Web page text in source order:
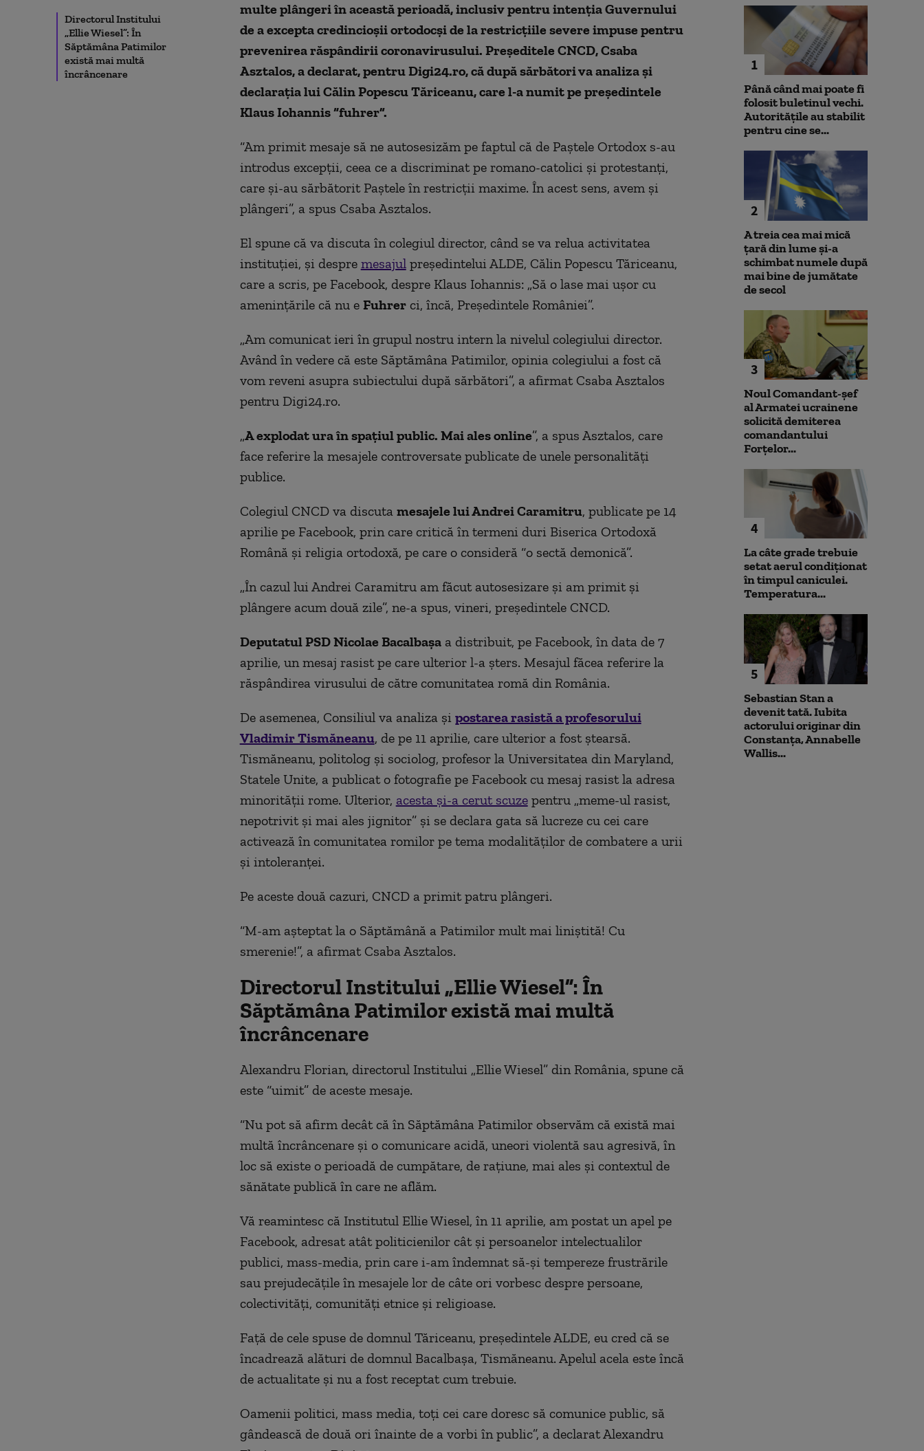
Directorul Institului
„Ellie Wiesel”: În
Săptămâna Patimilor
există mai multă
încrâncenare
multe plângeri în această perioadă, inclusiv pentru intenția Guvernului
de a excepta credincioșii ortodocși de la restricțiile severe impuse pentru
prevenirea răspândirii coronavirusului. Președitele CNCD, Csaba
Asztalos, a declarat, pentru Digi24.ro, că după sărbători va analiza și
declarația lui Călin Popescu Tăriceanu, care l-a numit pe președintele
Klaus Iohannis “fuhrer”.
“Am primit mesaje să ne autosesizăm pe faptul că de Paștele Ortodox s-au
introdus excepții, ceea ce a discriminat pe romano-catolici și protestanți,
care și-au sărbătorit Paștele în restricții maxime. În acest sens, avem și
plângeri”, a spus Csaba Asztalos.
El spune că va discuta în colegiul director, când se va relua activitatea
instituției, și despre mesajulpreședintelui ALDE, Călin Popescu Tăriceanu,
care a scris, pe Facebook, despre Klaus Iohannis: „Să o lase mai ușor cu
amenințările că nu e Fuhrerci, încă, Președintele României”.
„Am comunicat ieri în grupul nostru intern la nivelul colegiului director.
Având în vedere că este Săptămâna Patimilor, opinia colegiului a fost că
vom reveni asupra subiectului după sărbători”, a afirmat Csaba Asztalos
pentru Digi24.ro.
„A explodat ura în spațiul public. Mai ales online”, a spus Asztalos, care
face referire la mesajele controversate publicate de unele personalități
publice.
Colegiul CNCD va discuta mesajele lui Andrei Caramitru, publicate pe 14
aprilie pe Facebook, prin care critică în termeni duri Biserica Ortodoxă
Română și religia ortodoxă, pe care o consideră “o sectă demonică”.
„În cazul lui Andrei Caramitru am făcut autosesizare și am primit și
plângere acum două zile”, ne-a spus, vineri, președintele CNCD.
Deputatul PSD Nicolae Bacalbașaa distribuit, pe Facebook, în data de 7
aprilie, un mesaj rasist pe care ulterior l-a șters. Mesajul făcea referire la
răspândirea virusului de către comunitatea romă din România.
De asemenea, Consiliul va analiza și postarea rasistă a profesorului
Vladimir Tismăneanu, de pe 11 aprilie, care ulterior a fost ștearsă.
Tismăneanu, politolog și sociolog, profesor la Universitatea din Maryland,
Statele Unite, a publicat o fotografie pe Facebook cu mesaj rasist la adresa
minorității rome. Ulterior, acesta şi-a cerut scuzepentru „meme-ul rasist,
nepotrivit şi mai ales jignitor” şi se declara gata să lucreze cu cei care
activează în comunitatea romilor pe tema modalităţilor de combatere a urii
şi intoleranţei.
Pe aceste două cazuri, CNCD a primit patru plângeri.
“M-am așteptat la o Săptămână a Patimilor mult mai liniștită! Cu
smerenie!”, a afirmat Csaba Asztalos.
Directorul Institului „Ellie Wiesel”: În
Săptămâna Patimilor există mai multă
încrâncenare
Alexandru Florian, directorul Institului „Ellie Wiesel” din România, spune că
este “uimit” de aceste mesaje.
“Nu pot să afirm decât că în Săptămâna Patimilor observăm că există mai
multă încrâncenare și o comunicare acidă, uneori violentă sau agresivă, în
loc să existe o perioadă de cumpătare, de rațiune, mai ales și contextul de
sănătate publică în care ne aflăm.
Vă reamintesc că Institutul Ellie Wiesel, în 11 aprilie, am postat un apel pe
Facebook, adresat atât politicienilor cât și persoanelor intelectualilor
publici, mass-media, prin care i-am îndemnat să-și tempereze frustrările
sau prejudecățile în mesajele lor de câte ori vorbesc despre persoane,
colectivități, comunități etnice și religioase.
Față de cele spuse de domnul Tăriceanu, președintele ALDE, eu cred că se
încadrează alături de domnul Bacalbașa, Tismăneanu. Apelul acela este încă
de actualitate și nu a fost receptat cum trebuie.
Oamenii politici, mass media, toți cei care doresc să comunice public, să
gândească de două ori înainte de a vorbi în public”, a declarat Alexandru
1
Până când mai poate fi
folosit buletinul vechi.
Autoritățile au stabilit
pentru cine se...
2
A treia cea mai mică
țară din lume și-a
schimbat numele după
mai bine de jumătate
de secol
3
Noul Comandant-șef
al Armatei ucrainene
solicită demiterea
comandantului
Forțelor...
4
La câte grade trebuie
setat aerul condiționat
în timpul caniculei.
Temperatura...
5
Sebastian Stan a
devenit tată. Iubita
actorului originar din
Constanța, Annabelle
Wallis...